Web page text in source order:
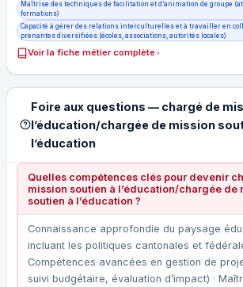
Maîtrise des techniques de facilitation et d’animation de groupe
formations)
Capacité à gérer des relations interculturelles et à travailler en
prenantes diversifiées (écoles, associations, autorités locales)
Voir la fiche métier complète
Foire aux questions — chargé de
l’éducation/chargée de mission
l’éducation
Quelles compétences clés pour devenir
mission soutien à l’éducation/chargée de
soutien à l’éducation ?
Connaissance approfondie du paysage
incluant les politiques cantonales et
Compétences avancées en gestion de
suivi budgétaire, évaluation d’impact) ·